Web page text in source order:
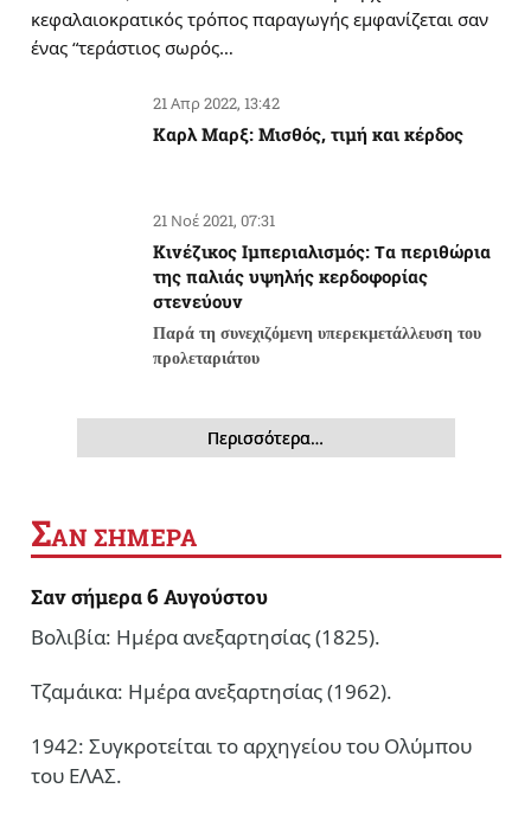
κεφαλαιοκρατικός τρόπος παραγωγής εμφανίζεται σαν
ένας “τεράστιος σωρός…
21 Απρ 2022, 13:42
Καρλ Μαρξ: Μισθός, τιμή και κέρδος
21 Νοέ 2021, 07:31
Κινέζικος Ιμπεριαλισμός: Tα περιθώρια
της παλιάς υψηλής κερδοφορίας
στενεύουν
Παρά τη συνεχιζόμενη υπερεκμετάλλευση του
προλεταριάτου
Περισσότερα…
ΣΑΝ ΣΗΜΕΡΑ
Σαν σήμερα 6 Αυγούστου
Βολιβία: Ημέρα ανεξαρτησίας (1825).
Τζαμάικα: Ημέρα ανεξαρτησίας (1962).
1942: Συγκροτείται το αρχηγείου του Ολύμπου
του ΕΛΑΣ.